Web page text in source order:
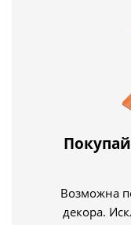
Возможна
декора.